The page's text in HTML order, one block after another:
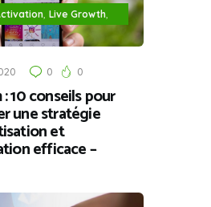
, Live Growth,
0 0
10 conseils pour
une stratégie
et
efficace –